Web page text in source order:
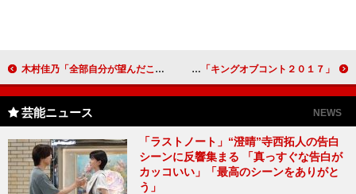
木村佳乃「全部自分が望んだこと」 “働く女性”として仕事と育児を語る 「キングオブコント２０１７」開催決定！ 相席・山崎、優勝できなければ「セクシー写真集」
芸能ニュース NEWS
「ラストノート」“澄晴”寺西拓人の告白
シーンに反響集まる 「真っすぐな告白が
カッコいい」「最高のシーンをありがと
う」